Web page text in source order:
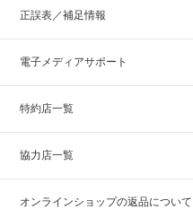
正誤表／補足情報
電子メディアサポート
特約店一覧
協力店一覧
オンラインショップの返品について